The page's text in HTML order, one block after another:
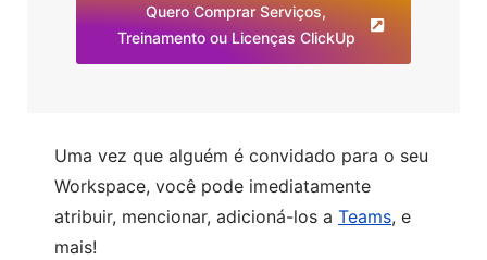
Quero Comprar Serviços,
Treinamento ou Licenças ClickUp
Uma vez que alguém é convidado para o seu
Workspace, você pode imediatamente
atribuir, mencionar, adicioná-los a Teams, e
mais!